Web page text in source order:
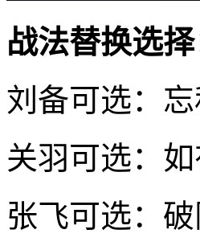
战法替换选择
刘备可选：
关羽可选：
张飞可选：